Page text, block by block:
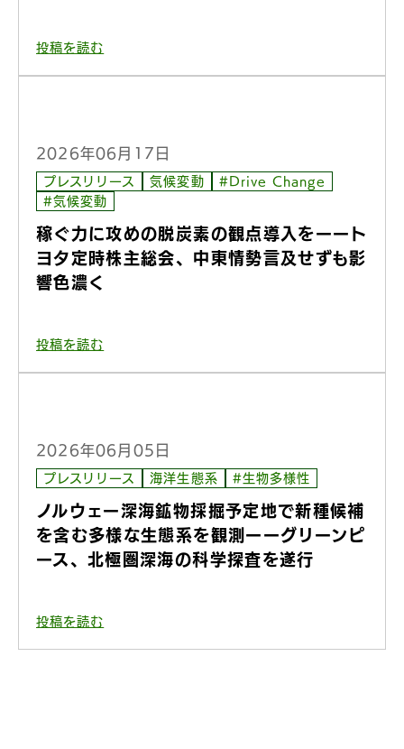
投稿を読む
2026年06月17日
プレスリリース 気候変動
#Drive Change
#気候変動
稼ぐ力に攻めの脱炭素の観点導入をーート
ヨタ定時株主総会、中東情勢言及せずも影
響色濃く
投稿を読む
2026年06月05日
プレスリリース 海洋生態系 #生物多様性
ノルウェー深海鉱物採掘予定地で新種候補
を含む多様な生態系を観測ーーグリーンピ
ース、北極圏深海の科学探査を遂行
投稿を読む